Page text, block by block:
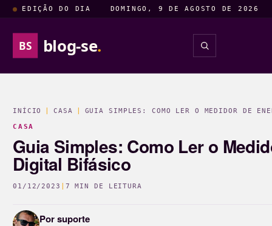
EDIÇÃO DO DIA DOMINGO, 9 DE AGOSTO DE 2026
BS blog-se.
INÍCIO CASA
GUIA SIMPLES: COMO LER O MEDIDOR DE
CASA
Guia Simples: Como Ler o
Digital Bifásico
01/12/2023 7 MIN DE LEITURA
Porsuporte